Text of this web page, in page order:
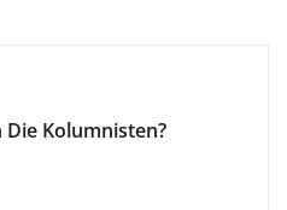
Die Kolumnisten?